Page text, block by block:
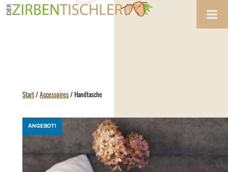
Zum
Inhalt
Start/Accessoires/ Handtasche
ANGEBOT!